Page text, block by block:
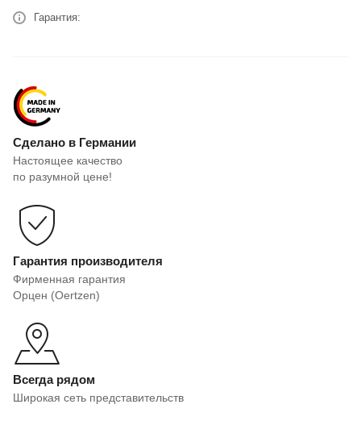
Гарантия:
Сделано в Германии
Настоящее качество
по разумной цене!
Гарантия производителя
Фирменная гарантия
Орцен (Oertzen)
Всегда рядом
Широкая сеть представительств